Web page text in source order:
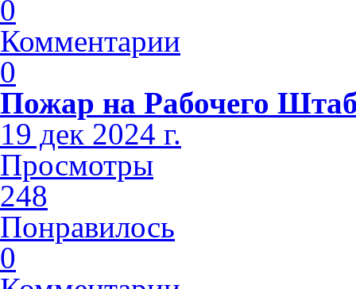
0
Комментарии
0
Пожар на Рабочего
19 дек 2024 г.
Просмотры
248
Понравилось
0